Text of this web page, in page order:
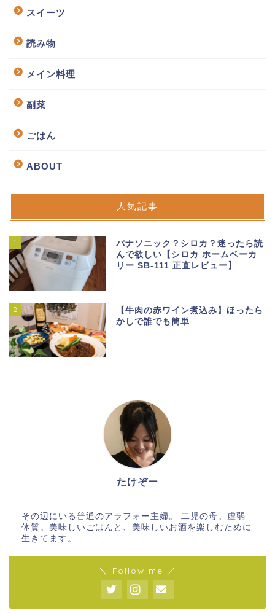
スイーツ
読み物
メイン料理
副菜
ごはん
ABOUT
人気記事
1
パナソニック？シロカ？迷ったら読
んで欲しい【シロカ ホームベーカ
リー SB-111 正直レビュー】
2
【牛肉の赤ワイン煮込み】ほったら
かしで誰でも簡単
たけぞー
その辺にいる普通のアラフォー主婦。 二児の母。虚弱
体質。美味しいごはんと、美味しいお酒を楽しむために
生きてます。
＼ Follow me ／